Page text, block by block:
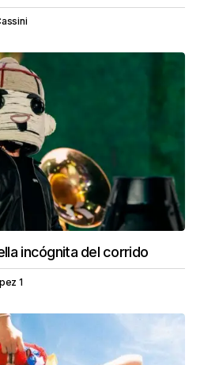
incógnita del corrido
1